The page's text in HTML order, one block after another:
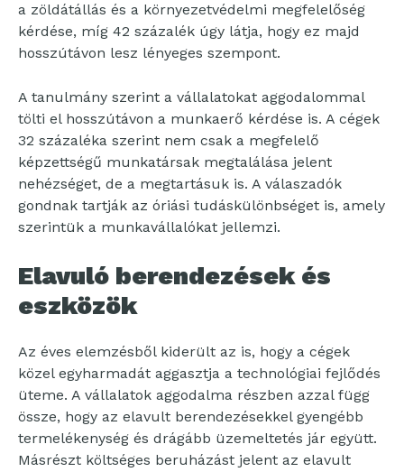
a zöldátállás és a környezetvédelmi megfelelőség
kérdése, míg 42 százalék úgy látja, hogy ez majd
hosszútávon lesz lényeges szempont.
A tanulmány szerint a vállalatokat aggodalommal
tölti el hosszútávon a munkaerő kérdése is. A cégek
32 százaléka szerint nem csak a megfelelő
képzettségű munkatársak megtalálása jelent
nehézséget, de a megtartásuk is. A válaszadók
gondnak tartják az óriási tudáskülönbséget is, amely
szerintük a munkavállalókat jellemzi.
Elavuló berendezések és
eszközök
Az éves elemzésből kiderült az is, hogy a cégek
közel egyharmadát aggasztja a technológiai fejlődés
üteme. A vállalatok aggodalma részben azzal függ
össze, hogy az elavult berendezésekkel gyengébb
termelékenység és drágább üzemeltetés jár együtt.
Másrészt költséges beruházást jelent az elavult